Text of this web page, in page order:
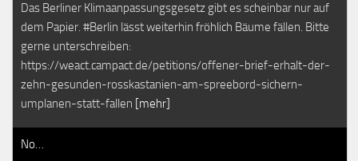
Das Berliner Klimaanpassungsgesetz gibt es scheinbar nur auf
dem Papier. #Berlin lässt weiterhin fröhlich Bäume fällen. Bitte
gerne unterschreiben:
https://weact.campact.de/petitions/offener-brief-erhalt-der-
zehn-gesunden-rosskastanien-am-spreebord-sichern-
umplanen-statt-fallen [mehr]
No…